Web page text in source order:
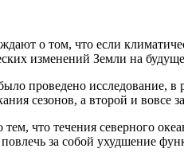
о том, что если
изменений Земли на
проведено исследование, в
сезонов, а второй и вовсе
тем, что течения северного
за собой ухудшение